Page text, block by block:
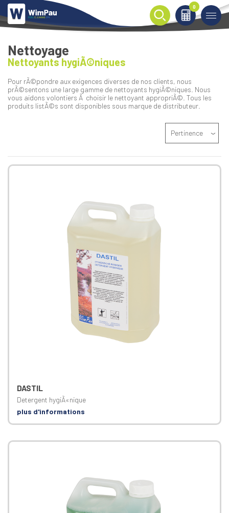
0
0
Nettoyage
Nettoyants hygiÃ©niques
Pour rÃ©pondre aux exigences diverses de nos clients, nous
prÃ©sentons une large gamme de nettoyants hygiÃ©niques. Nous
vous aidons volontiers Ã choisir le nettoyant appropriÃ©. Tous les
produits listÃ©s sont disponibles sous marque de distributeur.
Pertinence
DASTIL
Detergent hygiÃ«nique
plus d'informations